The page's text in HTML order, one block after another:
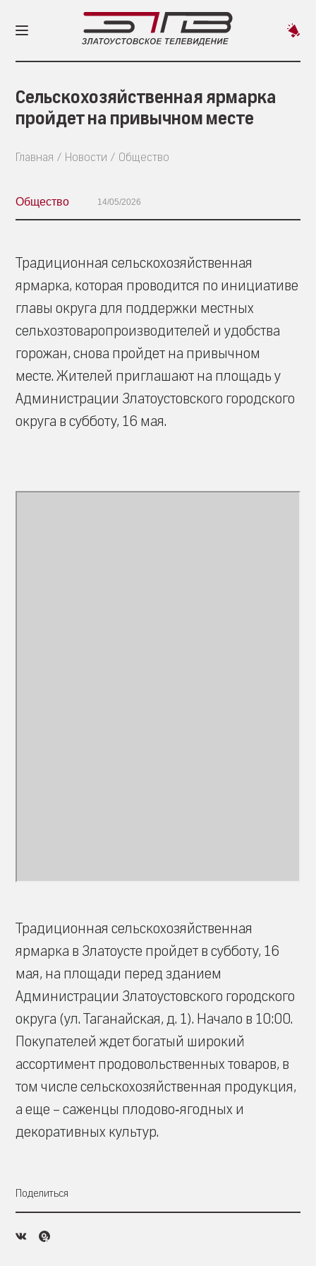
Сельскохозяйственная ярмарка
пройдет на привычном месте
Главная Новости Общество
Общество 14/05/2026
Традиционная сельскохозяйственная
ярмарка, которая проводится по инициативе
главы округа для поддержки местных
сельхозтоваропроизводителей и удобства
горожан, снова пройдет на привычном
месте. Жителей приглашают на площадь у
Администрации Златоустовского городского
округа в субботу, 16 мая.
Традиционная сельскохозяйственная
ярмарка в Златоусте пройдет в субботу, 16
мая, на площади перед зданием
Администрации Златоустовского городского
округа (ул. Таганайская, д. 1). Начало в 10:00.
Покупателей ждет богатый широкий
ассортимент продовольственных товаров, в
том числе сельскохозяйственная продукция,
а еще – саженцы плодово‑ягодных и
декоративных культур.
Поделиться